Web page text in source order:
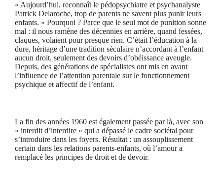
« Aujourd’hui, reconnaît le pédopsychiatre et psychanalyste
Patrick Delaroche, trop de parents ne savent plus punir leurs
enfants. » Pourquoi ? Parce que le seul mot de punition sonne
mal : il nous ramène des décennies en arrière, quand fessées,
claques, volaient pour presque rien. C’était l’éducation à la
dure, héritage d’une tradition séculaire n’accordant à l’enfant
aucun droit, seulement des devoirs d’obéissance aveugle.
Depuis, des générations de spécialistes ont mis en avant
l’influence de l’attention parentale sur le fonctionnement
psychique et affectif de l’enfant.
La fin des années 1960 est également passée par là, avec son
« interdit d’interdire » qui a dépassé le cadre sociétal pour
s’introduire dans les foyers. Résultat : un assouplissement
certain dans les relations parents-enfants, où l’amour a
remplacé les principes de droit et de devoir.